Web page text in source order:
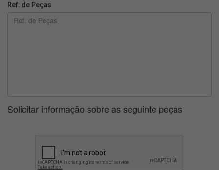
Ref. de Peças
Solicitar informação sobre as seguinte peças